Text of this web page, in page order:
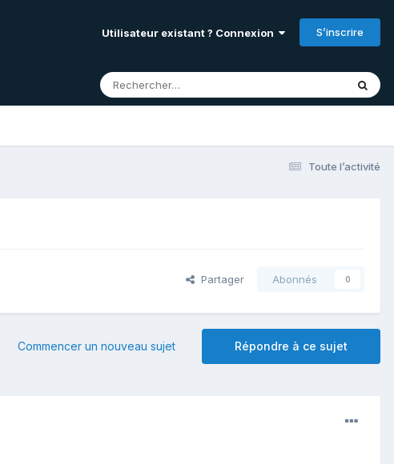
Utilisateur existant ? Connexion S’inscrire
Toute l’activité
Partager Abonnés 0
Répondre à ce sujet
Commencer un nouveau sujet